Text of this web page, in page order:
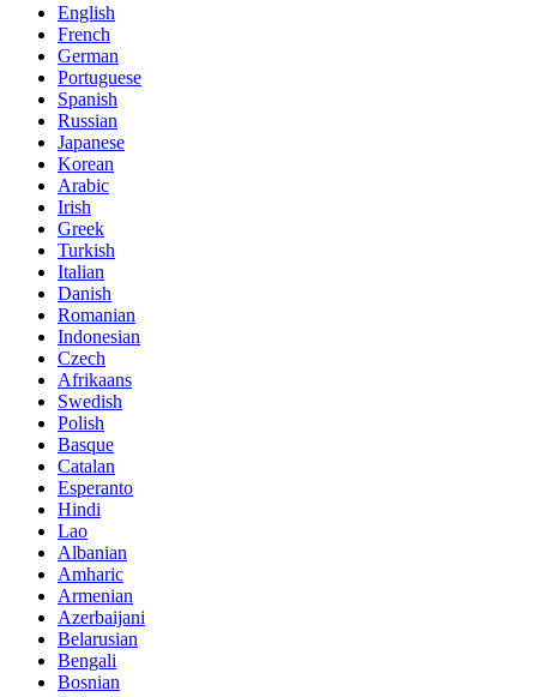
English
French
German
Portuguese
Spanish
Russian
Japanese
Korean
Arabic
Irish
Greek
Turkish
Italian
Danish
Romanian
Indonesian
Czech
Afrikaans
Swedish
Polish
Basque
Catalan
Esperanto
Hindi
Lao
Albanian
Amharic
Armenian
Azerbaijani
Belarusian
Bengali
Bosnian